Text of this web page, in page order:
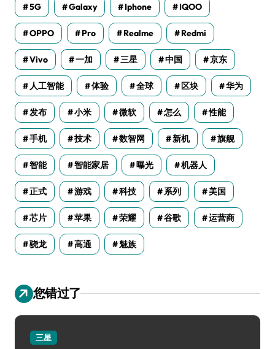
5G Galaxy Iphone IQOO
OPPO Pro Realme Redmi
Vivo 一加 三星 中国 京东
人工智能 体验 全球 区块 华为
发布 小米 微软 怎么 性能
手机 技术 数智网 新机 旗舰
智能 智能家居 曝光 机器人
正式 游戏 科技 系列 美国
芯片 苹果 荣耀 谷歌 运营商
骁龙 高通 魅族
您错过了
三星